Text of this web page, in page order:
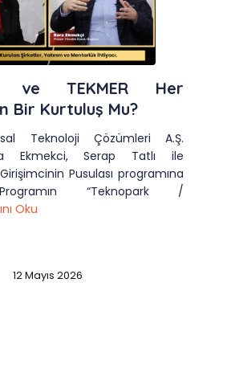
ve TEKMER Her
Bir Kurtuluş Mu?
Teknoloji Çözümleri A.Ş.
Ekmekci, Serap Tatlı ile
Pusulası programına
“Teknopark /
Oku
12 Mayıs 2026